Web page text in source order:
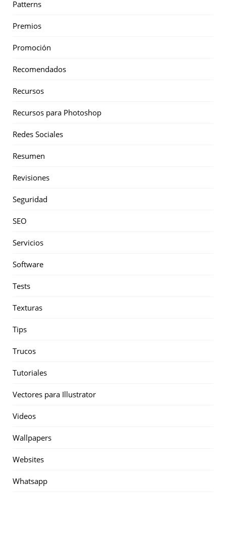
Patterns
Premios
Promoción
Recomendados
Recursos
Recursos para Photoshop
Redes Sociales
Resumen
Revisiones
Seguridad
SEO
Servicios
Software
Tests
Texturas
Tips
Trucos
Tutoriales
Vectores para Illustrator
Videos
Wallpapers
Websites
Whatsapp